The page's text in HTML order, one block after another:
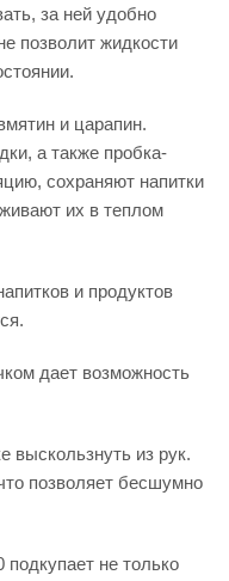
за ней удобно
позволит жидкости
и царапин.
а также пробка-
сохраняют напитки
их в теплом
и продуктов
дает возможность
выскользнуть из рук.
позволяет бесшумно
подкупает не только